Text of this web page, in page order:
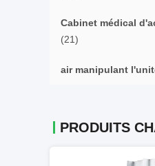
Cabinet médical
(21)
air manipulant
PRODUITS